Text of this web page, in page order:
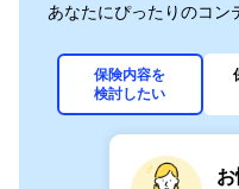
あなたにぴったりのコン
保険内容を
検討したい
お